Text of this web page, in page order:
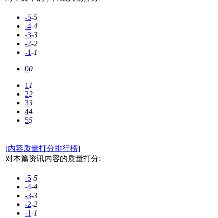
-5-5
-4-4
-3-3
-2-2
-1-1
00
11
22
33
44
55
[内容质量打分排行榜]
对本篇资讯内容的质量打分:
-5-5
-4-4
-3-3
-2-2
-1-1